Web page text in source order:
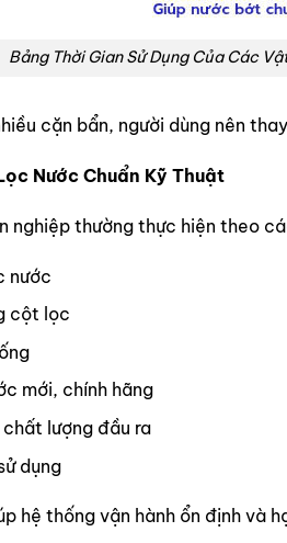
Bảng Thời Gian Sử Dụng Của Các
cặn bẩn, người dùng nên
Nước Chuẩn Kỹ Thuật
nghiệp thường thực hiện theo
nước
cột lọc
mới, chính hãng
lượng đầu ra
dụng
hệ thống vận hành ổn định và